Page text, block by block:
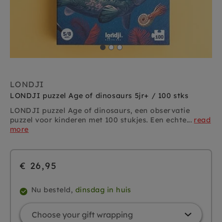
LONDJI
LONDJI puzzel Age of dinosaurs 5jr+ / 100 stks
LONDJI puzzel Age of dinosaurs, een observatie
puzzel voor kinderen met 100 stukjes. Een echte... read
more
€ 26,95
Nu besteld, dinsdag in huis